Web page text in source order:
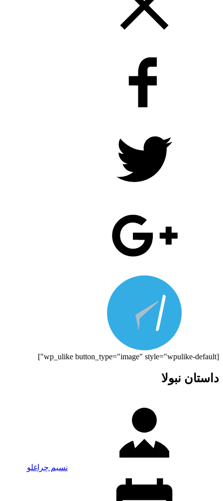
[wp_ulike button_type="image" style="wpulike-default"]
داستان نبولا
نسیم چراغلو